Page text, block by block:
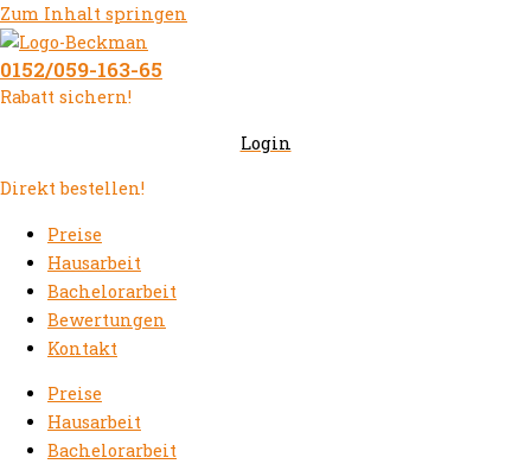
Zum Inhalt springen
0152/059-163-65
Rabatt sichern!
Login
Direkt bestellen!
Preise
Hausarbeit
Bachelorarbeit
Bewertungen
Kontakt
Preise
Hausarbeit
Bachelorarbeit